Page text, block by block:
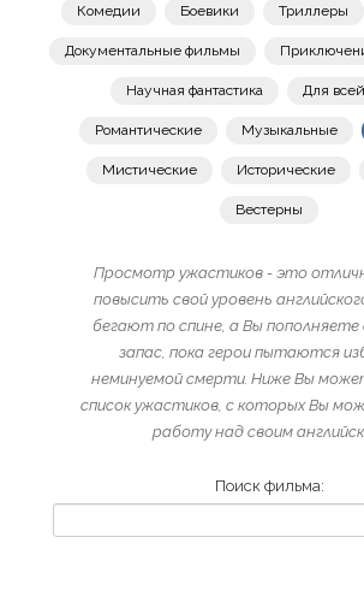
Комедии Боевики Триллеры
Документальные фильмы
Научная фантастика Для
Романтические Музыкальные
Мистические Исторические
Вестерны
Просмотр ужастиков - это
повысить свой уровень
бегают по спине, а Вы пополняете
запас, пока герои пытаются
неминуемой смерти. Ниже Вы
список ужастиков, с которых Вы
работу над своим
Поиск фильма: